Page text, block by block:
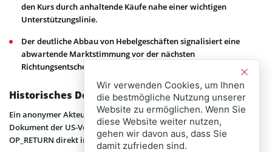
den Kurs durch anhaltende Käufe nahe einer wichtigen
Unterstützungslinie.
Der deutliche Abbau von Hebelgeschäften signalisiert eine
abwartende Marktstimmung vor der nächsten
Richtungsentscheidung.
Historisches Dokument im digitalen Speicher
Ein anonymer Akteur integrierte unlängst das historische
Dokument der US-Verfassung über das Transaktionsfeld
OP_RETURN direkt in die Bitcoin-Blockchain.
Wir verwenden Cookies, um Ihnen
die bestmögliche Nutzung unserer
Website zu ermöglichen. Wenn Sie
diese Website weiter nutzen,
gehen wir davon aus, dass Sie
damit zufrieden sind.